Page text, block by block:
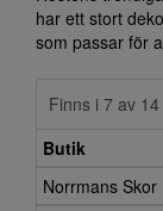
har ett stort
som passar för
Finns i 7 av
Butik
Norrmans Skor